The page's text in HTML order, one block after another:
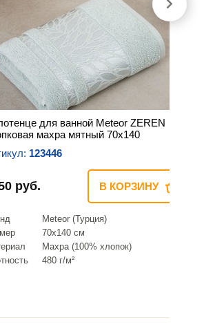
для ванной Meteor ZEREN
махра мятный 70х140
123446
руб. В КОРЗИНУ
Meteor (Турция)
70х140 см
Махра (100% хлопок)
480 г/м²